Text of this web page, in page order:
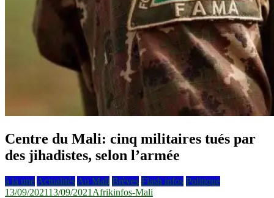
Centre du Mali: cinq militaires tués par
des jihadistes, selon l’armée
à la une Actualités Au Mali Brèves Flash infos Politique
13/09/202113/09/2021 Afrikinfos-Mali